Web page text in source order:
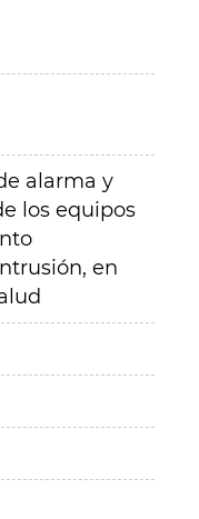
alarma y
los equipos
en